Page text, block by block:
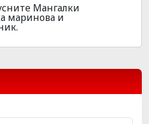
Мангалки
маринова и